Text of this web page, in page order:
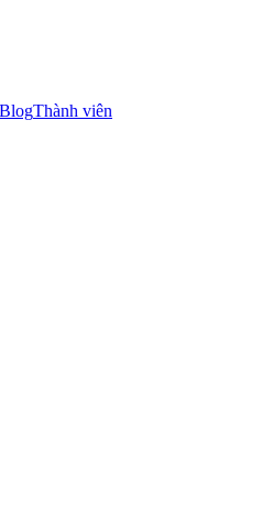
BlogThành viên